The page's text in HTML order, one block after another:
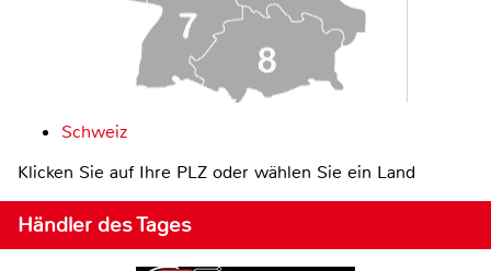
Schweiz
Klicken Sie auf Ihre PLZ oder wählen Sie ein Land
Händler des Tages